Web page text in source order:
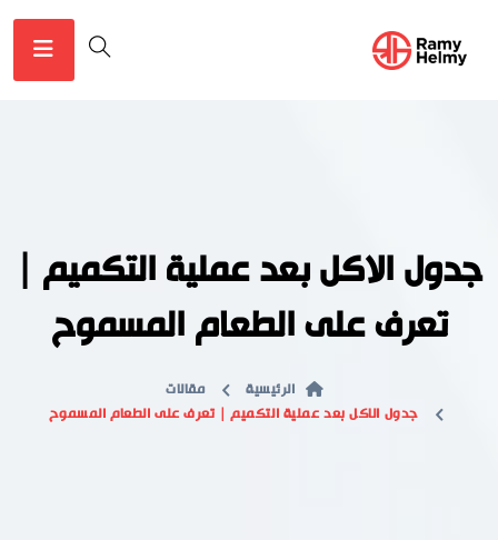
جدول الاكل بعد عملية التكميم |
تعرف على الطعام المسموح
الرئيسية
مقالات
جدول الاكل بعد عملية التكميم | تعرف على الطعام المسموح